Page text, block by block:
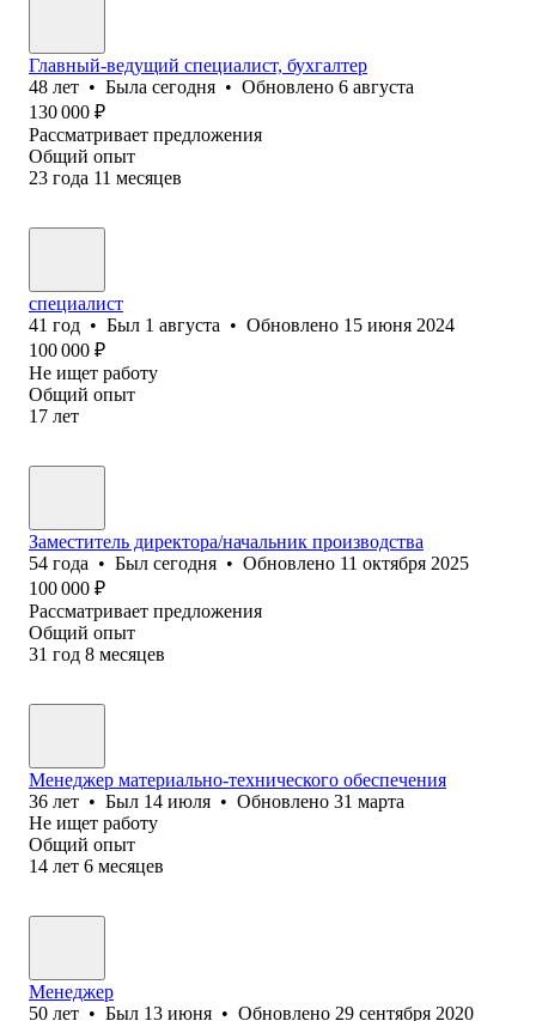
Главный-ведущий специалист, бухгалтер
48 лет • Была сегодня • Обновлено 6 августа
130 000 ₽
Рассматривает предложения
Общий опыт
23 года 11 месяцев
специалист
41 год • Был 1 августа • Обновлено 15 июня 2024
100 000 ₽
Не ищет работу
Общий опыт
17 лет
Заместитель директора/начальник производства
54 года • Был сегодня • Обновлено 11 октября 2025
100 000 ₽
Рассматривает предложения
Общий опыт
31 год 8 месяцев
Менеджер материально-технического обеспечения
36 лет • Был 14 июля • Обновлено 31 марта
Не ищет работу
Общий опыт
14 лет 6 месяцев
Менеджер
50 лет • Был 13 июня • Обновлено 29 сентября 2020